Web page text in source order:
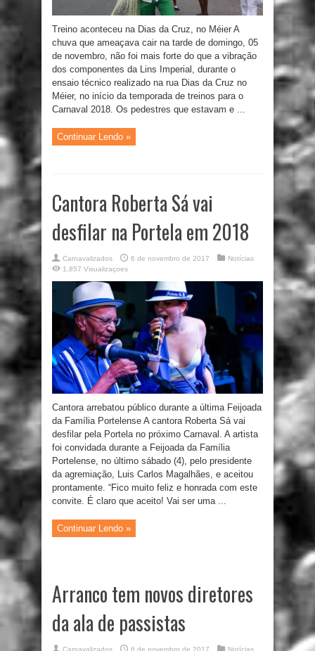
Treino aconteceu na Dias da Cruz, no Méier A
chuva que ameaçava cair na tarde de domingo, 05
de novembro, não foi mais forte do que a vibração
dos componentes da Lins Imperial, durante o
ensaio técnico realizado na rua Dias da Cruz no
Méier, no início da temporada de treinos para o
Carnaval 2018. Os pedestres que estavam e ...
Continuar Lendo »
Cantora Roberta Sá vai
desfilar na Portela em 2018
Carnavalizados 6 de novembro de 2017
Notícias
1,857 Visualizaçoes
Cantora arrebatou público durante a última Feijoada
da Família Portelense A cantora Roberta Sá vai
desfilar pela Portela no próximo Carnaval. A artista
foi convidada durante a Feijoada da Família
Portelense, no último sábado (4), pelo presidente
da agremiação, Luis Carlos Magalhães, e aceitou
prontamente. “Fico muito feliz e honrada com este
convite. É claro que aceito! Vai ser uma ...
Continuar Lendo »
Arranco tem novos diretores
da ala de passistas
Carnavalizados 6 de novembro de 2017 Notícias